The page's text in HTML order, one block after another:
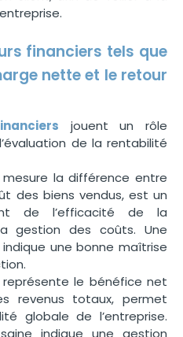
financiers tels que
nette et le retour
jouent un rôle
de la rentabilité
la différence entre
des biens vendus, est un
de l’efficacité de la
gestion des coûts. Une
une bonne maîtrise
le bénéfice net
revenus totaux, permet
globale de l’entreprise.
indique une gestion